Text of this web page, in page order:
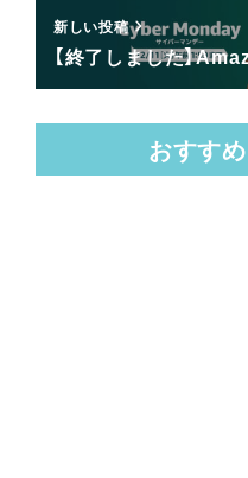
新しい投稿
【終了しました】